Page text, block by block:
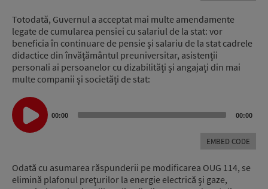
Totodată, Guvernul a acceptat mai multe amendamente
legate de cumularea pensiei cu salariul de la stat: vor
beneficia în continuare de pensie și salariu de la stat cadrele
didactice din învățământul preuniversitar, asistenții
personali ai persoanelor cu dizabilități și angajați din mai
multe companii și societăți de stat:
Audio
Player
00:00 00:00
EMBED CODE
Odată cu asumarea răspunderii pe modificarea OUG 114, se
elimină plafonul preţurilor la energie electrică şi gaze,